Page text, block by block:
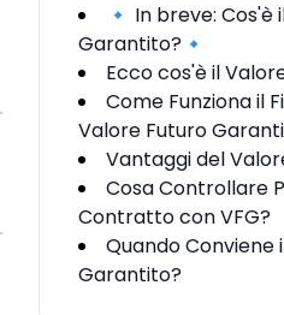
🔹 In breve: Cos'è
Garantito?🔹
Ecco cos'è il
Come Funziona il
Valore Futuro
Vantaggi del
Cosa Controllare
Contratto con VFG?
Quando Conviene
Garantito?